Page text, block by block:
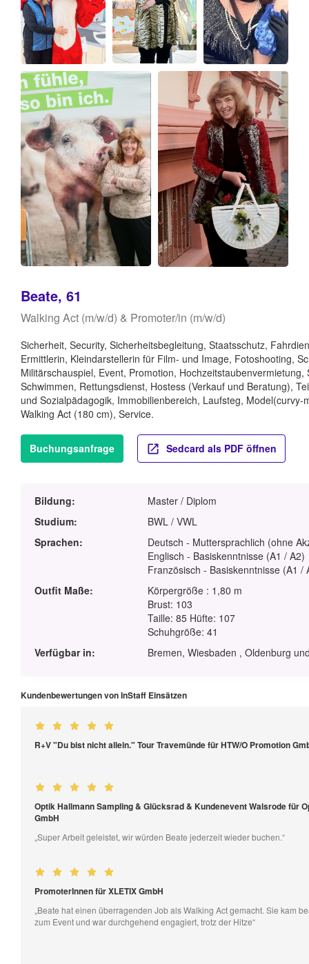
Beate, 61
Walking Act (m/w/d) & Promoter/in (m/w/d)
Sicherheit, Security, Sicherheitsbegleitung, Staatsschutz,
Ermittlerin, Kleindarstellerin für Film- und Image, Fotoshooting,
Militärschauspiel, Event, Promotion, Hochzeitstaubenvermietung,
Schwimmen, Rettungsdienst, Hostess (Verkauf und Beratung),
und Sozialpädagogik, Immobilienbereich, Laufsteg, Model(curvy-
Walking Act (180 cm), Service.
Buchungsanfrage Sedcard als PDF öffnen
Bildung:
Master / Diplom
Studium:
BWL / VWL
Sprachen:
Deutsch - Muttersprachlich (ohne
Englisch - Basiskenntnisse (A1 / A2)
Französisch - Basiskenntnisse (A1 /
Outfit Maße:
Körpergröße : 1,80 m
Brust: 103
Taille: 85 Hüfte: 107
Schuhgröße: 41
Verfügbar in:
Bremen, Wiesbaden , Oldenburg
Kundenbewertungen von InStaff Einsätzen
R+V "Du bist nicht allein." Tour Travemünde für HTW/O Promotion
Optik Hallmann Sampling & Glücksrad & Kundenevent Walsrode für
GmbH
„Super Arbeit geleistet, wir würden Beate jederzeit wieder buchen.“
PromoterInnen für XLETIX GmbH
„Beate hat einen überragenden Job als Walking Act gemacht. Sie kam
zum Event und war durchgehend engagiert, trotz der Hitze“